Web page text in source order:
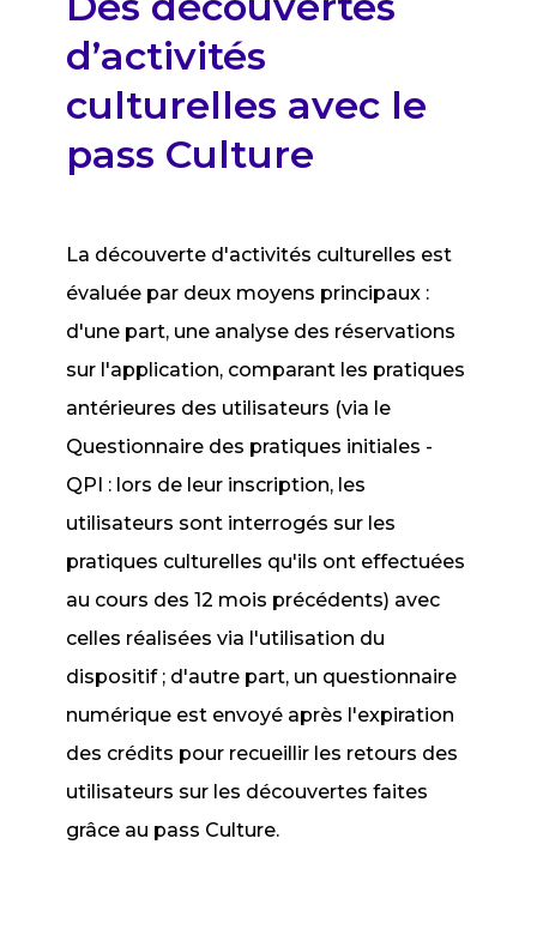
d’activités
culturelles avec le
pass Culture
La découverte d'activités culturelles est
évaluée par deux moyens principaux :
d'une part, une analyse des réservations
sur l'application, comparant les pratiques
antérieures des utilisateurs (via le
Questionnaire des pratiques initiales -
QPI : lors de leur inscription, les
utilisateurs sont interrogés sur les
pratiques culturelles qu'ils ont effectuées
au cours des 12 mois précédents) avec
celles réalisées via l'utilisation du
dispositif ; d'autre part, un questionnaire
numérique est envoyé après l'expiration
des crédits pour recueillir les retours des
utilisateurs sur les découvertes faites
grâce au pass Culture.